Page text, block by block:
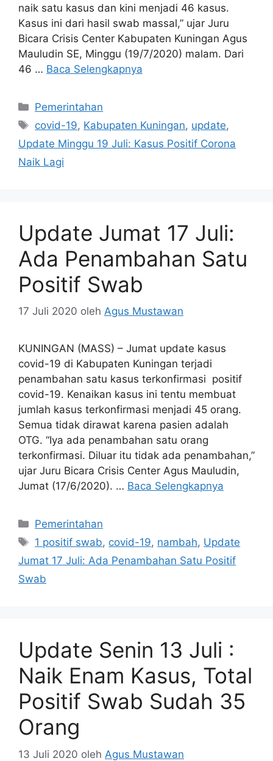
naik satu kasus dan kini menjadi 46 kasus.
Kasus ini dari hasil swab massal,” ujar Juru
Bicara Crisis Center Kabupaten Kuningan Agus
Mauludin SE, Minggu (19/7/2020) malam. Dari
46 … Baca Selengkapnya
Kategori
Pemerintahan
Tag
covid-19, Kabupaten Kuningan, update,
Update Minggu 19 Juli: Kasus Positif Corona
Naik Lagi
Update Jumat 17 Juli:
Ada Penambahan Satu
Positif Swab
17 Juli 2020 oleh Agus Mustawan
KUNINGAN (MASS) – Jumat update kasus
covid-19 di Kabupaten Kuningan terjadi
penambahan satu kasus terkonfirmasi positif
covid-19. Kenaikan kasus ini tentu membuat
jumlah kasus terkonfirmasi menjadi 45 orang.
Semua tidak dirawat karena pasien adalah
OTG. “Iya ada penambahan satu orang
terkonfirmasi. Diluar itu tidak ada penambahan,”
ujar Juru Bicara Crisis Center Agus Mauludin,
Jumat (17/6/2020). … Baca Selengkapnya
Kategori
Pemerintahan
Tag
1 positif swab, covid-19, nambah, Update
Jumat 17 Juli: Ada Penambahan Satu Positif
Swab
Update Senin 13 Juli :
Naik Enam Kasus, Total
Positif Swab Sudah 35
Orang
13 Juli 2020 oleh Agus Mustawan